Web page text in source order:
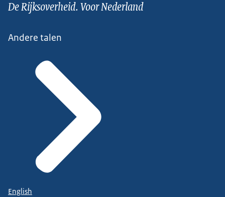
De Rijksoverheid. Voor Nederland
Andere talen
English